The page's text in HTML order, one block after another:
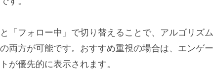
「フォロー中」で切り替えることで、アルゴリズム
両方が可能です。おすすめ重視の場合は、エンゲー
が優先的に表示されます。